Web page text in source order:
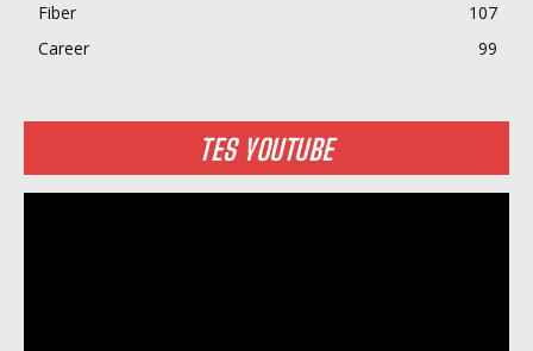
Fiber
107
Career
99
TES YOUTUBE